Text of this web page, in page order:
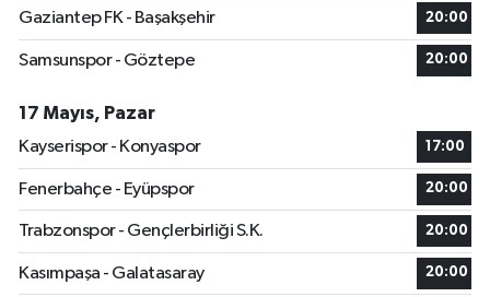
Gaziantep FK - Başakşehir 20:00
Samsunspor - Göztepe 20:00
17 Mayıs, Pazar
Kayserispor - Konyaspor
17:00
Fenerbahçe - Eyüpspor 20:00
Trabzonspor - Gençlerbirliği S.K. 20:00
Kasımpaşa - Galatasaray 20:00